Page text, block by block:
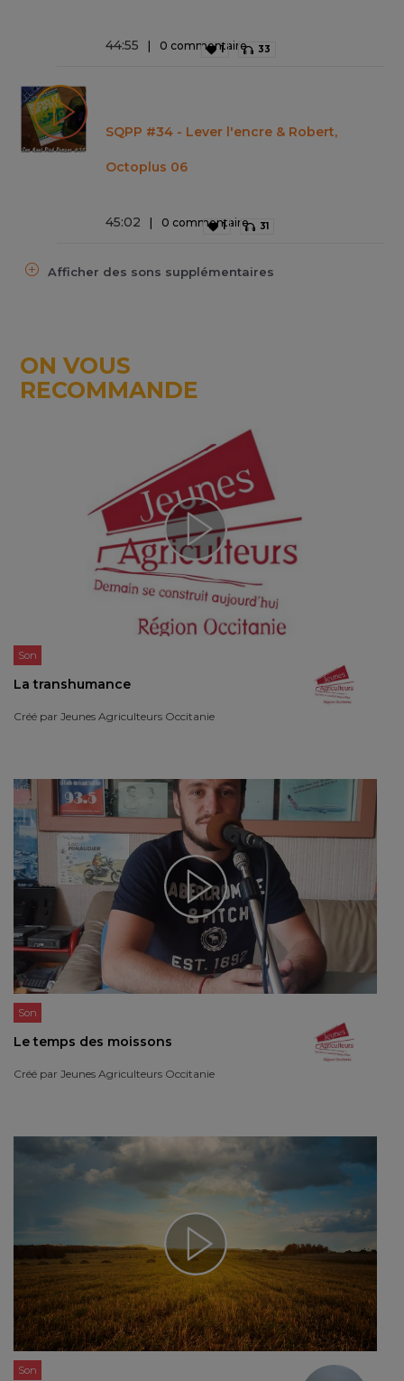
44:55 0 commentaire
1 33
SQPP #34 - Lever l'encre & Robert,
Octoplus 06
45:02 0 commentaire
1 31
Afficher des sons supplémentaires
ON VOUS
RECOMMANDE
Son
La transhumance
Créé par Jeunes Agriculteurs Occitanie
Son
Le temps des moissons
Créé par Jeunes Agriculteurs Occitanie
Son